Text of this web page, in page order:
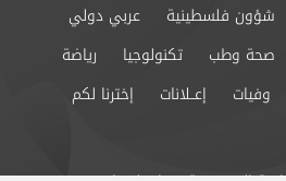
شؤون فلسطينية
عربي دولي
صحة وطب تكنولوجيا
رياضة
وفيات إعــلانات
إخترنا لكم